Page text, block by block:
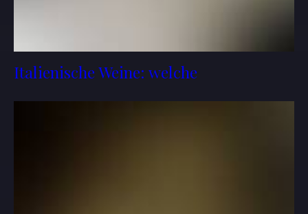
Italienische Weine: welche